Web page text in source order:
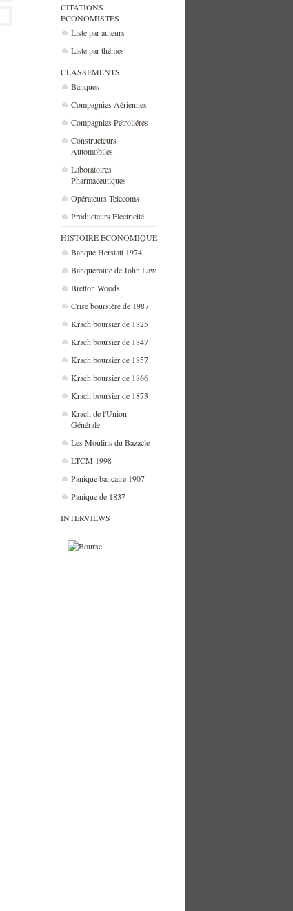
CITATIONS
ECONOMISTES
Liste par auteurs
Liste par thémes
CLASSEMENTS
Banques
Compagnies Aériennes
Compagnies Pétroliéres
Constructeurs
Automobiles
Laboratoires
Pharmaceutiques
Opérateurs Telecoms
Producteurs Electricité
HISTOIRE ECONOMIQUE
Banque Herstatt 1974
Banqueroute de John Law
Bretton Woods
Crise boursière de 1987
Krach boursier de 1825
Krach boursier de 1847
Krach boursier de 1857
Krach boursier de 1866
Krach boursier de 1873
Krach de l'Union
Générale
Les Moulins du Bazacle
LTCM 1998
Panique bancaire 1907
Panique de 1837
INTERVIEWS